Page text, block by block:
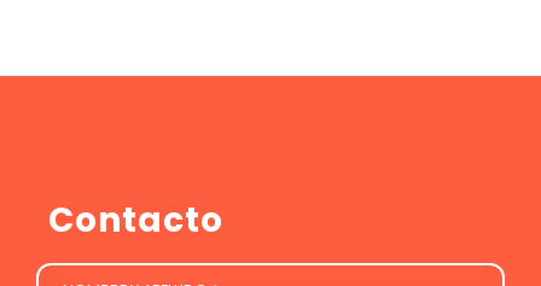
Contacto